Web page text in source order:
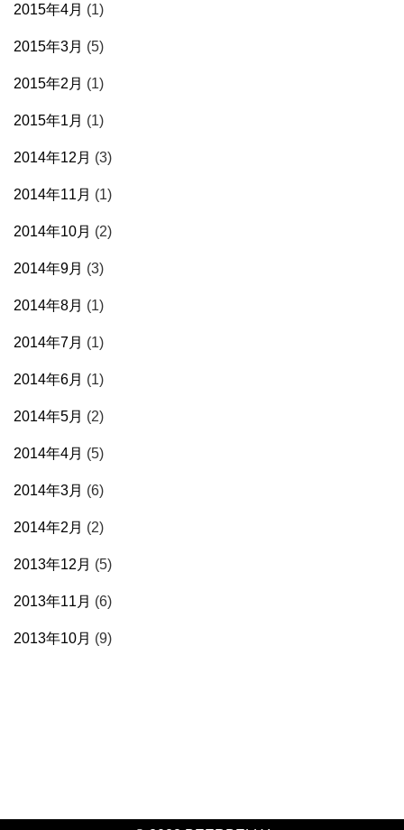
2015年4月 (1)
2015年3月 (5)
2015年2月 (1)
2015年1月 (1)
2014年12月 (3)
2014年11月 (1)
2014年10月 (2)
2014年9月 (3)
2014年8月 (1)
2014年7月 (1)
2014年6月 (1)
2014年5月 (2)
2014年4月 (5)
2014年3月 (6)
2014年2月 (2)
2013年12月 (5)
2013年11月 (6)
2013年10月 (9)